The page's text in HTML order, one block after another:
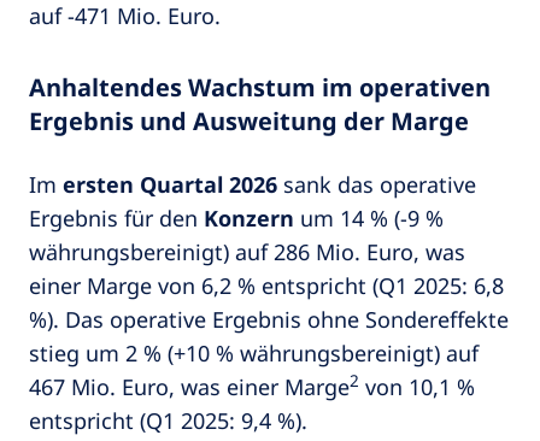
auf -471 Mio. Euro.
Anhaltendes Wachstum im operativen
Ergebnis und Ausweitung der Marge
Im ersten Quartal 2026 sank das operative
Ergebnis für den Konzern um 14 % (-9 %
währungsbereinigt) auf 286 Mio. Euro, was
einer Marge von 6,2 % entspricht (Q1 2025: 6,8
%). Das operative Ergebnis ohne Sondereffekte
stieg um 2 % (+10 % währungsbereinigt) auf
467 Mio. Euro, was einer Marge2 von 10,1 %
entspricht (Q1 2025: 9,4 %).